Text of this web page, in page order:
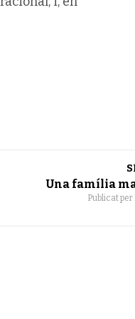
Una família
Publicat per